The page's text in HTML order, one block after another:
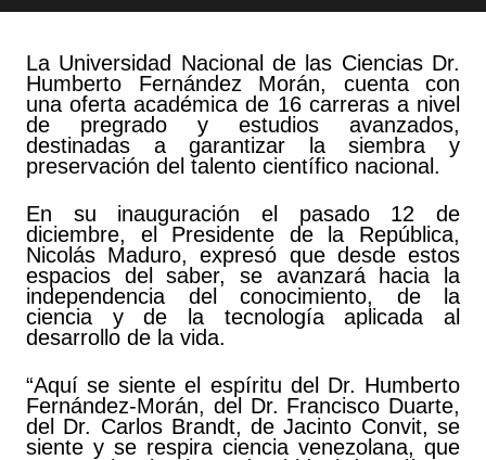
La Universidad Nacional de las Ciencias Dr.
Humberto Fernández Morán, cuenta con
una oferta académica de 16 carreras a nivel
de pregrado y estudios avanzados,
destinadas a garantizar la siembra y
preservación del talento científico nacional.
En su inauguración el pasado 12 de
diciembre, el Presidente de la República,
Nicolás Maduro, expresó que desde estos
espacios del saber, se avanzará hacia la
independencia del conocimiento, de la
ciencia y de la tecnología aplicada al
desarrollo de la vida.
“Aquí se siente el espíritu del Dr. Humberto
Fernández-Morán, del Dr. Francisco Duarte,
del Dr. Carlos Brandt, de Jacinto Convit, se
siente y se respira ciencia venezolana, que